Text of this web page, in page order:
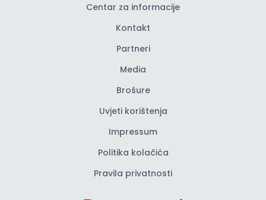
Centar za informacije
Kontakt
Partneri
Media
Brošure
Uvjeti korištenja
Impressum
Politika kolačića
Pravila privatnosti